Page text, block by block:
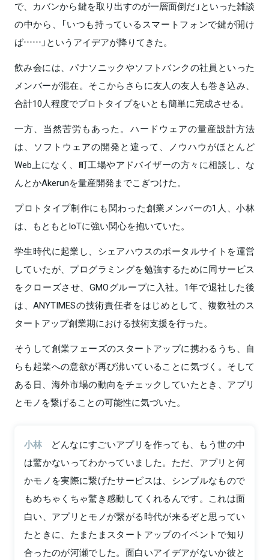
で、カバンから鍵を取り出すのが一層面倒だ」といった雑談
の中から、「いつも持っているスマートフォンで鍵が開け
ば……」というアイデアが降りてきた。
飲み会には、パナソニックやソフトバンクの社員といった
メンバーが混在。そこからさらに友人の友人も巻き込み、
合計10人程度でプロトタイプをいとも簡単に完成させる。
一方、当然苦労もあった。ハードウェアの量産設計方法
は、ソフトウェアの開発と違って、ノウハウがほとんど
Web上になく、町工場やアドバイザーの方々に相談し、な
んとかAkerunを量産開発までこぎつけた。
プロトタイプ制作にも関わった創業メンバーの1人、小林
は、もともとIoTに強い関心を抱いていた。
学生時代に起業し、シェアハウスのポータルサイトを運営
していたが、プログラミングを勉強するために同サービス
をクローズさせ、GMOグループに入社。1年で退社した後
は、ANYTIMESの技術責任者をはじめとして、複数社のス
タートアップ創業期における技術支援を行った。
そうして創業フェーズのスタートアップに携わるうち、自
らも起業への意欲が再び沸いていることに気づく。そして
ある日、海外市場の動向をチェックしていたとき、アプリ
とモノを繋げることの可能性に気づいた。
小林
どんなにすごいアプリを作っても、もう世の中
は驚かないってわかっていました。ただ、アプリと何
かモノを実際に繋げたサービスは、シンプルなもので
もめちゃくちゃ驚き感動してくれるんです。これは面
白い、アプリとモノが繋がる時代が来るぞと思ってい
たときに、たまたまスタートアップのイベントで知り
合ったのが河瀬でした。面白いアイデアがないか彼と